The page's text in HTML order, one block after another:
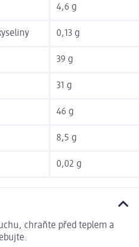
4,6 g
0,13 g
39 g
31 g
46 g
8,5 g
0,02 g
chraňte před teplem a